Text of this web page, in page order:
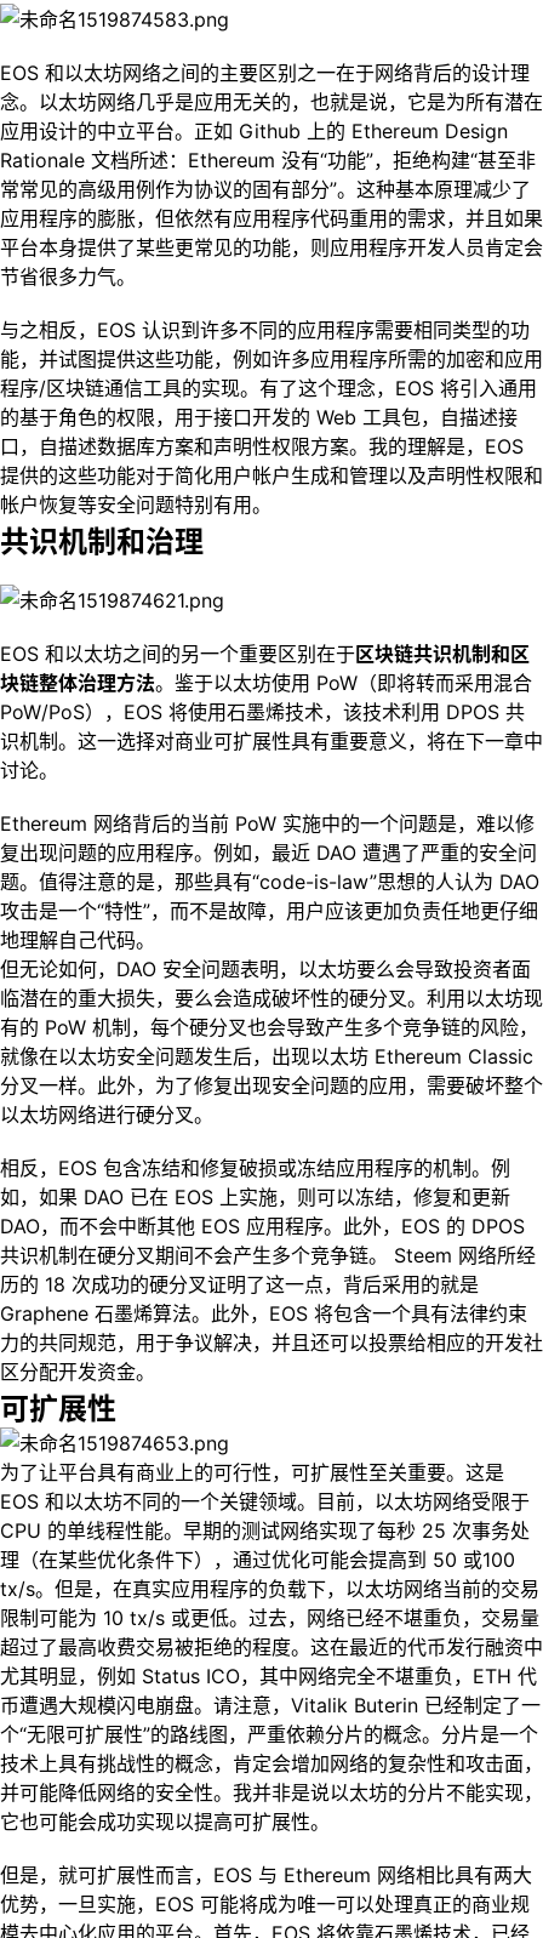
EOS 和以太坊网络之间的主要区别之一在于网络背后的设计理
念。以太坊网络几乎是应用无关的，也就是说，它是为所有潜在
应用设计的中立平台。正如 Github 上的 Ethereum Design
Rationale 文档所述：Ethereum 没有“功能”，拒绝构建“甚至非
常常见的高级用例作为协议的固有部分”。这种基本原理减少了
应用程序的膨胀，但依然有应用程序代码重用的需求，并且如果
平台本身提供了某些更常见的功能，则应用程序开发人员肯定会
节省很多力气。
与之相反，EOS 认识到许多不同的应用程序需要相同类型的功
能，并试图提供这些功能，例如许多应用程序所需的加密和应用
程序/区块链通信工具的实现。有了这个理念，EOS 将引入通用
的基于角色的权限，用于接口开发的 Web 工具包，自描述接
口，自描述数据库方案和声明性权限方案。我的理解是，EOS
提供的这些功能对于简化用户帐户生成和管理以及声明性权限和
帐户恢复等安全问题特别有用。
共识机制和治理
EOS 和以太坊之间的另一个重要区别在于区块链共识机制和区
块链整体治理方法。鉴于以太坊使用 PoW（即将转而采用混合
PoW/PoS），EOS 将使用石墨烯技术，该技术利用 DPOS 共
识机制。这一选择对商业可扩展性具有重要意义，将在下一章中
讨论。
Ethereum 网络背后的当前 PoW 实施中的一个问题是，难以修
复出现问题的应用程序。例如，最近 DAO 遭遇了严重的安全问
题。值得注意的是，那些具有“code-is-law”思想的人认为 DAO
攻击是一个“特性”，而不是故障，用户应该更加负责任地更仔细
地理解自己代码。
但无论如何，DAO 安全问题表明，以太坊要么会导致投资者面
临潜在的重大损失，要么会造成破坏性的硬分叉。利用以太坊现
有的 PoW 机制，每个硬分叉也会导致产生多个竞争链的风险，
就像在以太坊安全问题发生后，出现以太坊 Ethereum Classic
分叉一样。此外，为了修复出现安全问题的应用，需要破坏整个
以太坊网络进行硬分叉。
相反，EOS 包含冻结和修复破损或冻结应用程序的机制。例
如，如果 DAO 已在 EOS 上实施，则可以冻结，修复和更新
DAO，而不会中断其他 EOS 应用程序。此外，EOS 的 DPOS
共识机制在硬分叉期间不会产生多个竞争链。 Steem 网络所经
历的 18 次成功的硬分叉证明了这一点，背后采用的就是
Graphene 石墨烯算法。此外，EOS 将包含一个具有法律约束
力的共同规范，用于争议解决，并且还可以投票给相应的开发社
区分配开发资金。
可扩展性
为了让平台具有商业上的可行性，可扩展性至关重要。这是
EOS 和以太坊不同的一个关键领域。目前，以太坊网络受限于
CPU 的单线程性能。早期的测试网络实现了每秒 25 次事务处
理（在某些优化条件下），通过优化可能会提高到 50 或100
tx/s。但是，在真实应用程序的负载下，以太坊网络当前的交易
限制可能为 10 tx/s 或更低。过去，网络已经不堪重负，交易量
超过了最高收费交易被拒绝的程度。这在最近的代币发行融资中
尤其明显，例如 Status ICO，其中网络完全不堪重负，ETH 代
币遭遇大规模闪电崩盘。请注意，Vitalik Buterin 已经制定了一
个“无限可扩展性”的路线图，严重依赖分片的概念。分片是一个
技术上具有挑战性的概念，肯定会增加网络的复杂性和攻击面，
并可能降低网络的安全性。我并非是说以太坊的分片不能实现，
它也可能会成功实现以提高可扩展性。
但是，就可扩展性而言，EOS 与 Ethereum 网络相比具有两大
优势，一旦实施，EOS 可能将成为唯一可以处理真正的商业规
模去中心化应用的平台。首先，EOS 将依靠石墨烯技术，已经